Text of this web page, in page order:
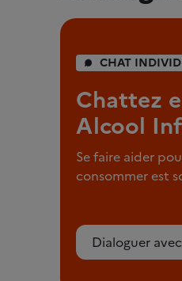
CHAT
Chattez
Alcool
Se faire aider
consommer est
Dialoguer